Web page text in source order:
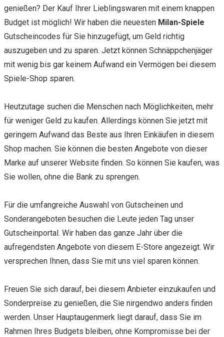
genießen? Der Kauf Ihrer Lieblingswaren mit einem knappen
Budget ist möglich! Wir haben die neuesten Milan-Spiele
Gutscheincodes für Sie hinzugefügt, um Geld richtig
auszugeben und zu sparen. Jetzt können Schnäppchenjäger
mit wenig bis gar keinem Aufwand ein Vermögen bei diesem
Spiele-Shop sparen.
Heutzutage suchen die Menschen nach Möglichkeiten, mehr
für weniger Geld zu kaufen. Allerdings können Sie jetzt mit
geringem Aufwand das Beste aus Ihren Einkäufen in diesem
Shop machen. Sie können die besten Angebote von dieser
Marke auf unserer Website finden. So können Sie kaufen, was
Sie wollen, ohne die Bank zu sprengen.
Für die umfangreiche Auswahl von Gutscheinen und
Sonderangeboten besuchen die Leute jeden Tag unser
Gutscheinportal. Wir haben das ganze Jahr über die
aufregendsten Angebote von diesem E-Store angezeigt. Wir
versprechen Ihnen, dass Sie mit uns viel sparen können.
Freuen Sie sich darauf, bei diesem Anbieter einzukaufen und
Sonderpreise zu genießen, die Sie nirgendwo anders finden
werden. Unser Hauptaugenmerk liegt darauf, dass Sie im
Rahmen Ihres Budgets bleiben, ohne Kompromisse bei der